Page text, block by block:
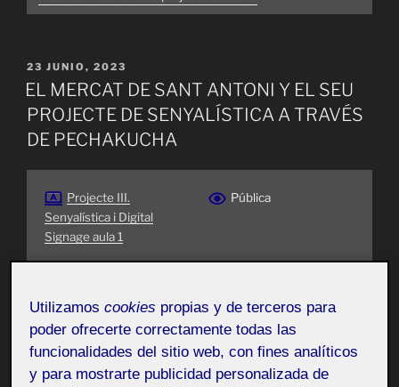
PUBLICADO
EL
23 JUNIO, 2023
EL MERCAT DE SANT ANTONI Y EL SEU
PROJECTE DE SENYALÍSTICA A TRAVÉS
DE PECHAKUCHA
Projecte III.
Senyalística i Digital
Signage aula 1
Pública
Antoni i el procés del projecte de senyalética, aquí
deixo el link de PechaKucha.
https://www.pechakucha.com/presentations/proposta-
Utilizamoscookies propias y de terceros para
poder ofrecerte correctamente todas las
funcionalidades del sitio web, con fines analíticos
y para mostrarte publicidad personalizada de